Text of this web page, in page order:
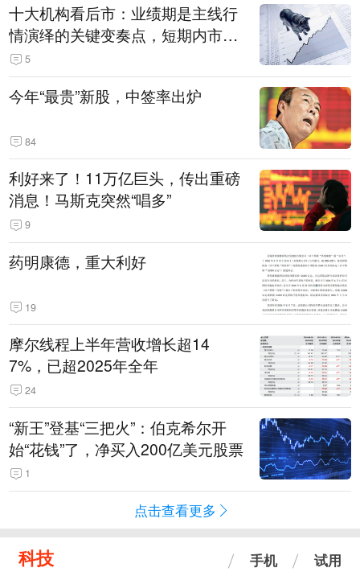
十大机构看后市：业绩期是主线行
情演绎的关键变奏点，短期内市场
或继续反弹，关注三条业绩主线
5
今年“最贵”新股，中签率出炉
84
利好来了！11万亿巨头，传出重磅
消息！马斯克突然“唱多”
9
药明康德，重大利好
19
摩尔线程上半年营收增长超14
7%，已超2025年全年
24
“新王”登基“三把火”：伯克希尔开
始“花钱”了，净买入200亿美元股票
1
点击查看更多
科技 手机 试用